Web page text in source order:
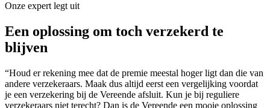
Onze expert legt uit
Een oplossing om toch verzekerd te
blijven
“Houd er rekening mee dat de premie meestal hoger ligt dan die van
andere verzekeraars. Maak dus altijd eerst een vergelijking voordat
je een verzekering bij de Vereende afsluit. Kun je bij reguliere
verzekeraars niet terecht? Dan is de Vereende een mooie oplossing